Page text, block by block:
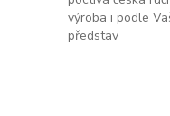
výroba i podle
představ